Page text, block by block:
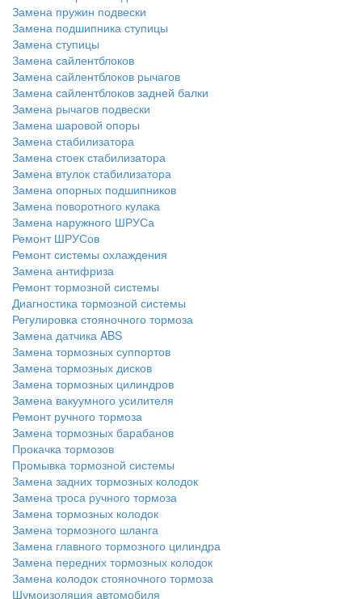
Замена пружин подвески
Замена подшипника ступицы
Замена ступицы
Замена сайлентблоков
Замена сайлентблоков рычагов
Замена сайлентблоков задней балки
Замена рычагов подвески
Замена шаровой опоры
Замена стабилизатора
Замена стоек стабилизатора
Замена втулок стабилизатора
Замена опорных подшипников
Замена поворотного кулака
Замена наружного ШРУСа
Ремонт ШРУСов
Ремонт системы охлаждения
Замена антифриза
Ремонт тормозной системы
Диагностика тормозной системы
Регулировка стояночного тормоза
Замена датчика ABS
Замена тормозных суппортов
Замена тормозных дисков
Замена тормозных цилиндров
Замена вакуумного усилителя
Ремонт ручного тормоза
Замена тормозных барабанов
Прокачка тормозов
Промывка тормозной системы
Замена задних тормозных колодок
Замена троса ручного тормоза
Замена тормозных колодок
Замена тормозного шланга
Замена главного тормозного цилиндра
Замена передних тормозных колодок
Замена колодок стояночного тормоза
Шумоизоляция автомобиля